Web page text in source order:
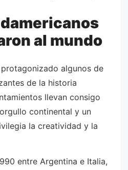
al mundo
algunos de
de la historia
llevan consigo
continental y un
la creatividad y la
entre Argentina e Italia,